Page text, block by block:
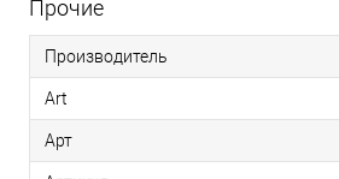
Прочие
Производитель
Art
Арт